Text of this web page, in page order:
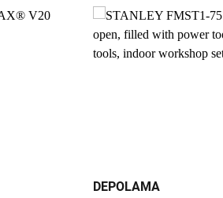
DEPOLAMA